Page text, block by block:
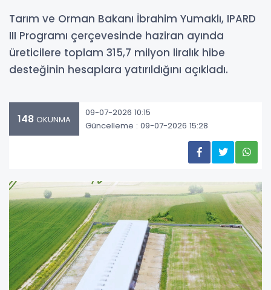
Tarım ve Orman Bakanı İbrahim Yumaklı, IPARD
III Programı çerçevesinde haziran ayında
üreticilere toplam 315,7 milyon liralık hibe
desteğinin hesaplara yatırıldığını açıkladı.
148 OKUNMA
09-07-2026 10:15
Güncelleme : 09-07-2026 15:28